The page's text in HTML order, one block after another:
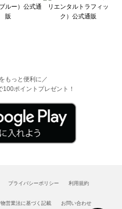
もっと便利に／
ポイントプレゼント！
プライバシーポリシー 利用規約
営業法に基づく記載 お問い合わせ